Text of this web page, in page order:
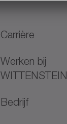
Carrière
Werken bij
WITTENSTEIN
Bedrijf